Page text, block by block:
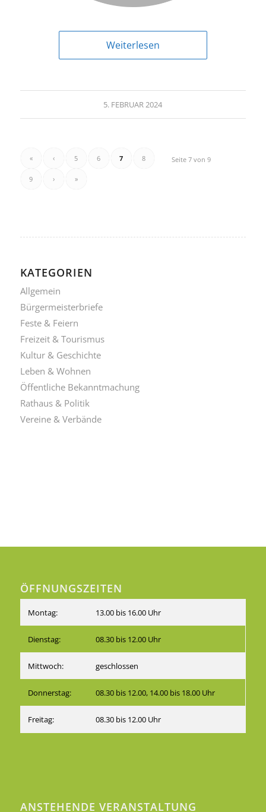
Weiterlesen
5. FEBRUAR 2024
Seite 7 von 9
« ‹ 5 6 7 8
9 › »
KATEGORIEN
Allgemein
Bürgermeisterbriefe
Feste & Feiern
Freizeit & Tourismus
Kultur & Geschichte
Leben & Wohnen
Öffentliche Bekanntmachung
Rathaus & Politik
Vereine & Verbände
ÖFFNUNGSZEITEN
Montag: 13.00 bis 16.00 Uhr
Dienstag: 08.30 bis 12.00 Uhr
Mittwoch: geschlossen
Donnerstag: 08.30 bis 12.00, 14.00 bis 18.00 Uhr
Freitag: 08.30 bis 12.00 Uhr
ANSTEHENDE VERANSTALTUNG